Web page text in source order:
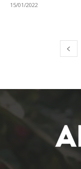
15/01/2022